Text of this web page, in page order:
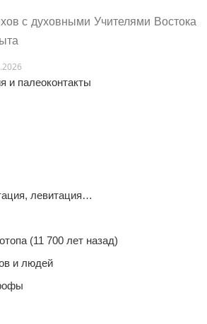
с духовными Учителями Востока
и палеоконтакты
левитация…
(11 700 лет назад)
и людей